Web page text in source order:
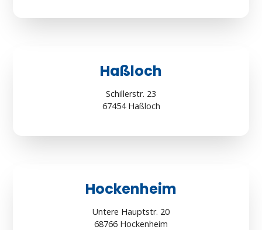
Haßloch
Schillerstr. 23
67454 Haßloch
Hockenheim
Untere Hauptstr. 20
68766 Hockenheim